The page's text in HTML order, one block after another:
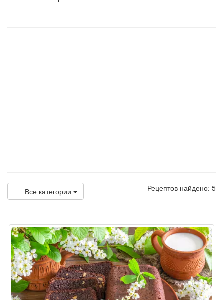
Все категории Рецептов найдено: 5